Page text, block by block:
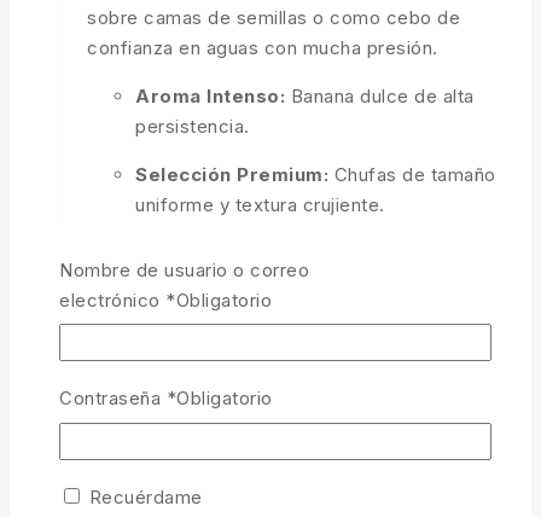
sobre camas de semillas o como cebo de
confianza en aguas con mucha presión.
Aroma Intenso: Banana dulce de alta
persistencia.
Selección Premium: Chufas de tamaño
uniforme y textura crujiente.
néctar para una atracción inmediata.
Eficacia Visual:Tono amarillento que
destaca en el fondo del cebadero.
AÑADIR AL CARRITO
Nombre de usuario o correo
electrónico *Obligatorio
Contraseña *Obligatorio
Recuérdame